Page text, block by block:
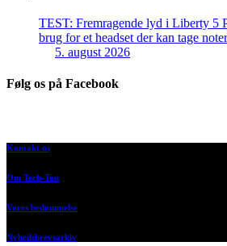
TEST: Fremragende lyd i Liberty 5
brug for et headset der kan tage
5. august 2026
Følg os på Facebook
Kontakt os
Om Tech-Test
Vores bedømmelse
Nyhedsbrevsarkiv